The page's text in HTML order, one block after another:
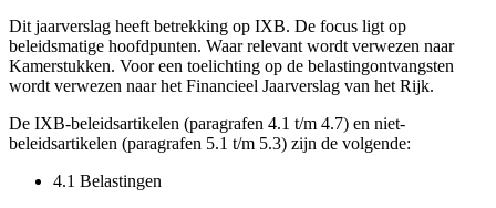
Dit jaarverslag heeft betrekking op IXB. De focus ligt op
beleidsmatige hoofdpunten. Waar relevant wordt verwezen naar
Kamerstukken. Voor een toelichting op de belastingontvangsten
wordt verwezen naar het Financieel Jaarverslag van het Rijk.
De IXB-beleidsartikelen (paragrafen 4.1 t/m 4.7) en niet-
beleidsartikelen (paragrafen 5.1 t/m 5.3) zijn de volgende:
4.1 Belastingen